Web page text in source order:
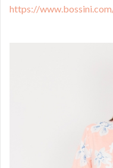
https://